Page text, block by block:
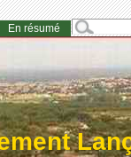
En résumé